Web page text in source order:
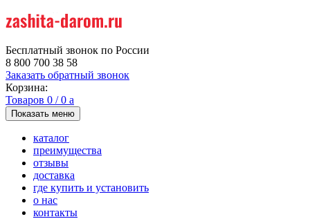
Бесплатный звонок по России
8 800 700 38 58
Заказать обратный звонок
Корзина:
Товаров 0 /0 a
Показать меню
каталог
преимущества
отзывы
доставка
где купить и установить
о нас
контакты